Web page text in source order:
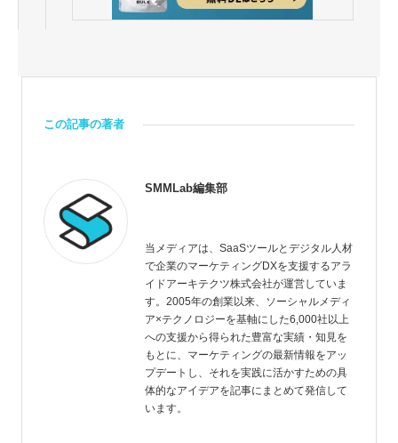
この記事の著者
SMMLab編集部
当メディアは、SaaSツールとデジタル人材
で企業のマーケティングDXを支援するアラ
イドアーキテクツ株式会社が運営していま
す。2005年の創業以来、ソーシャルメディ
ア×テクノロジーを基軸にした6,000社以上
への支援から得られた豊富な実績・知見を
もとに、マーケティングの最新情報をアッ
プデートし、それを実践に活かすための具
体的なアイデアを記事にまとめて発信して
います。